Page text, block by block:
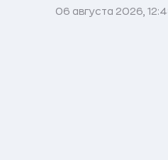
06 августа 2026,